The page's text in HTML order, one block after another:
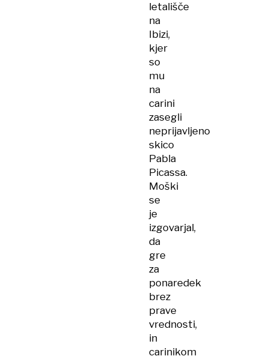
letališče
na
Ibizi,
kjer
so
mu
na
carini
zasegli
neprijavljeno
skico
Pabla
Picassa.
Moški
se
je
izgovarjal,
da
gre
za
ponaredek
brez
prave
vrednosti,
in
carinikom